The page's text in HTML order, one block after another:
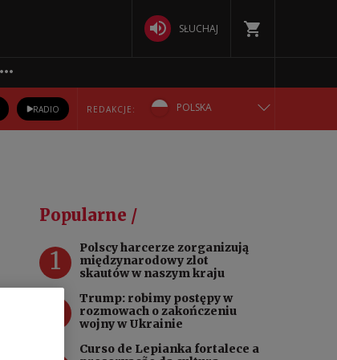
SŁUCHAJ
RADIO REDAKCJE: POLSKA
РУССКИЙ
УКРАЇНСЬКА
Popularne /
1
Polscy harcerze zorganizują
międzynarodowy zlot
skautów w naszym kraju
Trump: robimy postępy w
rozmowach o zakończeniu
wojny w Ukrainie
Curso de Lepianka fortalece a